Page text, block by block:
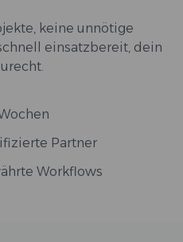
keine unnötige
einsatzbereit, dein
Partner
Workflows